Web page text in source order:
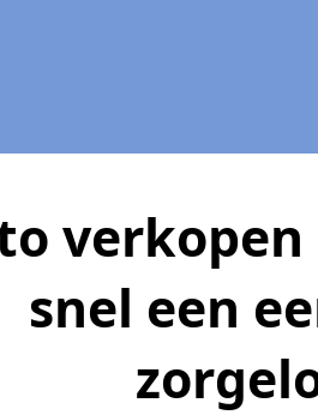
snel een